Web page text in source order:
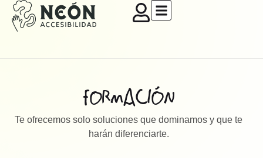
FORMACIÓN
Te ofrecemos solo soluciones que dominamos y que te
harán diferenciarte.